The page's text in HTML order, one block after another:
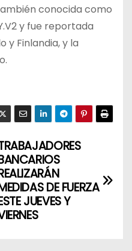
conocida como
y fue reportada
y Finlandia, y la
DE FUERZA
JUEVES Y